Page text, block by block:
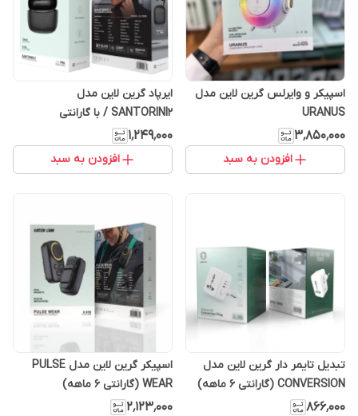
اسپیکر و وایرلس گرین لاین مدل
URANUS
(گارانتی 6 ماهه)
۳٬۸۵۰٬۰۰۰
افزودن به سبد
ایرپاد گرین لاین مدل
SANTORINI2 / با گارانتی
۱٬۲۴۹٬۰۰۰
افزودن به سبد
تبدیل تایمر دار گرین لاین مدل
CONVERSION (گارانتی 6 ماهه)
۸۶۶٬۰۰۰
اسپیکر گرین لاین مدل PULSE
WEAR (گارانتی 6 ماهه)
۲٬۱۲۳٬۰۰۰